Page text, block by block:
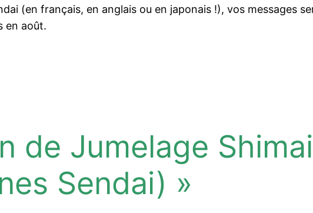
(en français, en anglais ou en japonais !), vos messages
en août.
de Jumelage
Sendai) »